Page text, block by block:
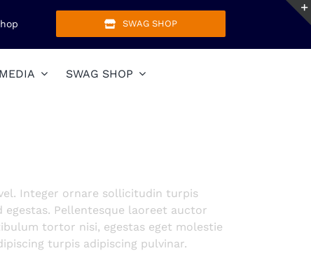
SWAG SHOP
MEDIA SWAG SHOP
Integer ornare sollicitudin turpis
Pellentesque laoreet auctor
tortor nisi, egestas eget molestie
turpis adipiscing pulvinar.